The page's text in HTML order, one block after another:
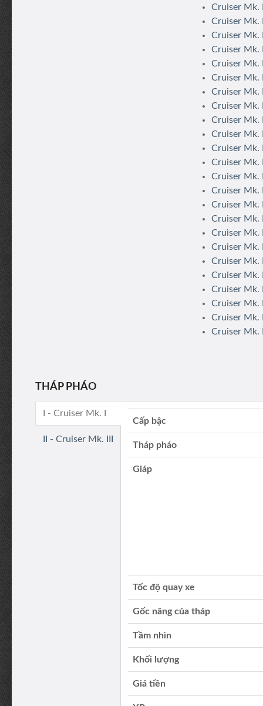
Cruiser Mk.
Cruiser Mk.
Cruiser Mk.
Cruiser Mk.
Cruiser Mk.
Cruiser Mk.
Cruiser Mk.
Cruiser Mk.
Cruiser Mk.
Cruiser Mk.
Cruiser Mk.
Cruiser Mk.
Cruiser Mk.
Cruiser Mk.
Cruiser Mk.
Cruiser Mk.
Cruiser Mk.
Cruiser Mk.
Cruiser Mk.
Cruiser Mk.
Cruiser Mk.
Cruiser Mk.
Cruiser Mk.
Cruiser Mk.
THÁP PHÁO
I - Cruiser Mk. I
II - Cruiser Mk. III
Cấp bậc
Tháp pháo
Giáp
Tốc độ quay xe
Gốc nâng của tháp
Tầm nhìn
Khối lượng
Giá tiền